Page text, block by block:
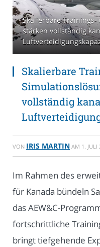
Skalierbare
stärken vollständig
Skalierbare
vollständig
VON IRIS MARTIN AM 1. JULI
Im Rahmen des
für Kanada bündeln
das AEW&C-
fortschrittliche
bringt tiefgehende